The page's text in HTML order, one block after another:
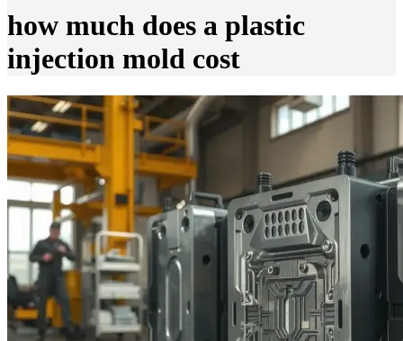
how much does a plastic
injection mold cost